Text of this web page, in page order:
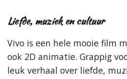
Liefde, muziek en cultuur
Vivo is een hele mooie film
ook 2D animatie. Grappig
leuk verhaal over liefde,